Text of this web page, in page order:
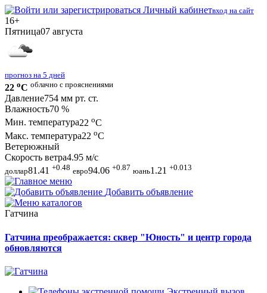
Личный кабинетвход на сайт
16+
Пятница07 августа
прогноз на 5 дней
22 oC облачно с прояснениями
Давление754 мм рт. ст.
Влажность70 %
Мин. температура22 oC
Макс. температура22 oC
Ветерюжный
Скорость ветра4.95 м/с
доллар81.41 +0.48 евро94.06 +0.87 юань1.21 +0.013
Добавить объявление
Гатчина
Гатчина преображается: сквер "Юность" и центр города
обновляются